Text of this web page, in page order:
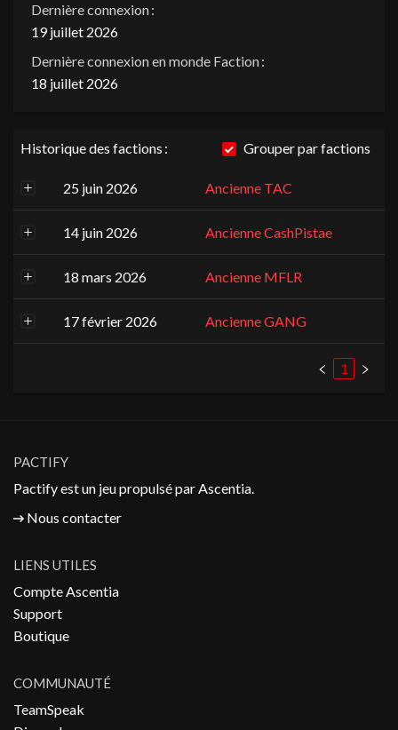
Dernière connexion :
19 juillet 2026
Dernière connexion en monde Faction :
18 juillet 2026
Historique des factions : Grouper par factions
25 juin 2026 Ancienne TAC
14 juin 2026 Ancienne CashPistae
18 mars 2026 Ancienne MFLR
17 février 2026 Ancienne GANG
1
PACTIFY
Pactify est un jeu propulsé parAscentia.
Nous contacter
LIENS UTILES
Compte Ascentia
Support
Boutique
COMMUNAUTÉ
TeamSpeak